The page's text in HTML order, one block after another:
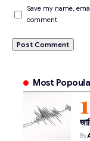
Save my name,
comment.
Most
By